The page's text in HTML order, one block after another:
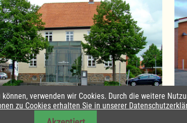
Lauenburgische Seen
verwenden wir Cookies. Durch die weitere
zu Cookies erhalten Sie in unserer